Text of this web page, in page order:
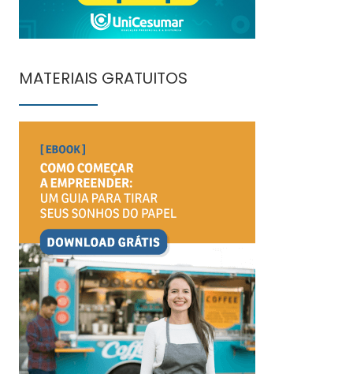
MATERIAIS GRATUITOS